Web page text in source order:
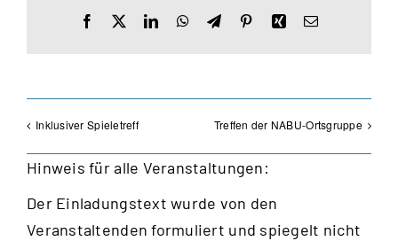
Facebook LinkedInWhatsApp
TelegramPinterestXingE-
Inklusiver Spieletreff Treffen der NABU-Ortsgruppe
Hinweis für alle Veranstaltungen:
Der Einladungstext wurde von den
Veranstaltenden formuliert und spiegelt nicht